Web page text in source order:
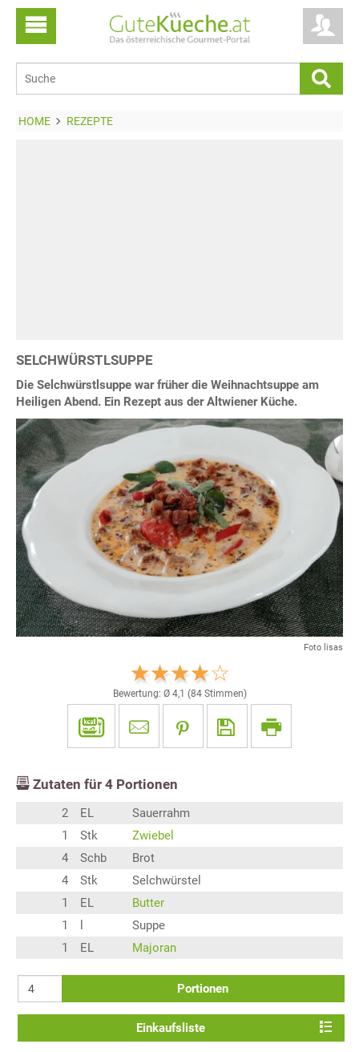
HOME REZEPTE
SELCHWÜRSTLSUPPE
Die Selchwürstlsuppe war früher die Weihnachtsuppe am
Heiligen Abend. Ein Rezept aus der Altwiener Küche.
Foto lisas
Bewertung: Ø 4,1 (84Stimmen)
Zutaten für 4 Portionen
2 EL
Sauerrahm
1
Stk
Zwiebel
4
Schb
Brot
4
Stk
Selchwürstel
1
EL
Butter
1
Suppe
1
EL Majoran
Portionen
Einkaufsliste